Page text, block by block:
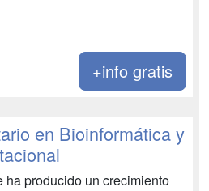
+info gratis
en Bioinformática y
ha producido un crecimiento